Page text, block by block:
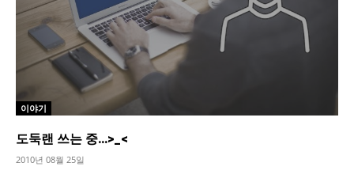
이야기
도둑랜 쓰는 중…>_<
2010년 08월 25일